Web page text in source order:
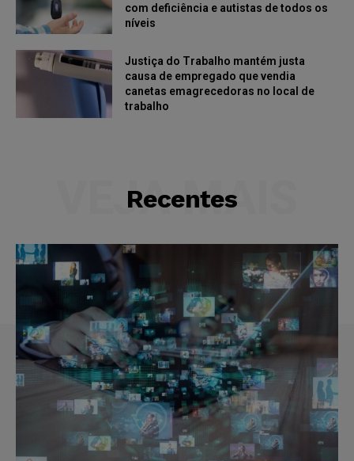
com deficiência e autistas de todos os
níveis
Justiça do Trabalho mantém justa
causa de empregado que vendia
canetas emagrecedoras no local de
trabalho
Recentes
VEJA MAIS